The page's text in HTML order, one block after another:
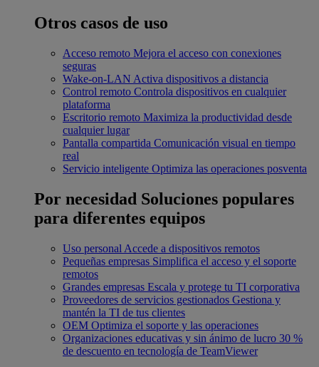
Otros casos de uso
Acceso remoto Mejora el acceso con conexiones
seguras
Wake-on-LAN Activa dispositivos a distancia
Control remoto Controla dispositivos en cualquier
plataforma
Escritorio remoto Maximiza la productividad desde
cualquier lugar
Pantalla compartida Comunicación visual en tiempo
real
Servicio inteligente Optimiza las operaciones posventa
Por necesidad Soluciones populares
para diferentes equipos
Uso personal Accede a dispositivos remotos
Pequeñas empresas Simplifica el acceso y el soporte
remotos
Grandes empresas Escala y protege tu TI corporativa
Proveedores de servicios gestionados Gestiona y
mantén la TI de tus clientes
OEM Optimiza el soporte y las operaciones
Organizaciones educativas y sin ánimo de lucro 30 %
de descuento en tecnología de TeamViewer